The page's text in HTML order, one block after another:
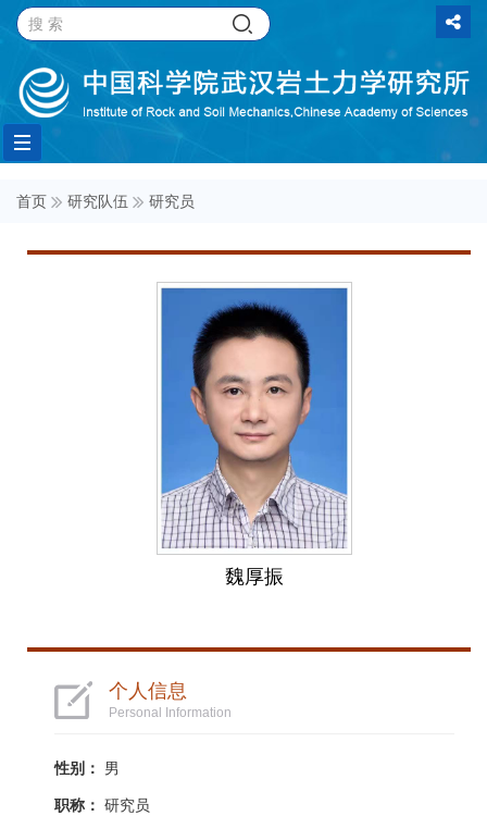
Toggle
navigation
首页 研究队伍 研究员
魏厚振
个人信息
Personal Information
性别： 男
职称： 研究员